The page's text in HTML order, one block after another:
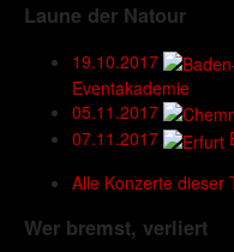
Laune der Natour
19.10.2017
Eventakademie
05.11.2017
07.11.2017
Alle Konzerte dieser
Wer bremst, verliert